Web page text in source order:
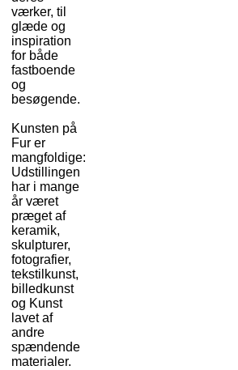
værker, til
glæde og
inspiration
for både
fastboende
og
besøgende.
Kunsten på
Fur er
mangfoldige:
Udstillingen
har i mange
år været
præget af
keramik,
skulpturer,
fotografier,
tekstilkunst,
billedkunst
og Kunst
lavet af
andre
spændende
materialer.